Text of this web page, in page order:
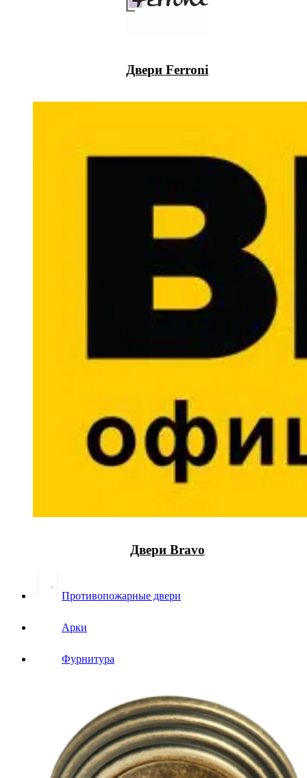
Двери Ferroni
Двери Bravo
Противопожарные двери
Арки
Фурнитура